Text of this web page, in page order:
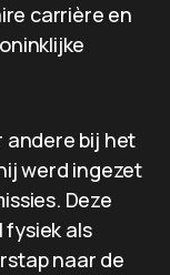
carrière en
andere bij het
werd ingezet
Deze
fysiek als
naar de